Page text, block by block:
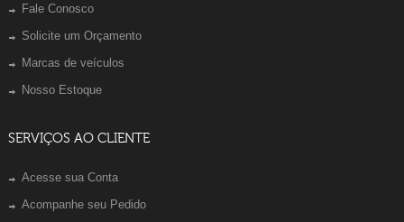
Fale Conosco
Solicite um Orçamento
Marcas de veículos
Nosso Estoque
SERVIÇOS AO CLIENTE
Acesse sua Conta
Acompanhe seu Pedido